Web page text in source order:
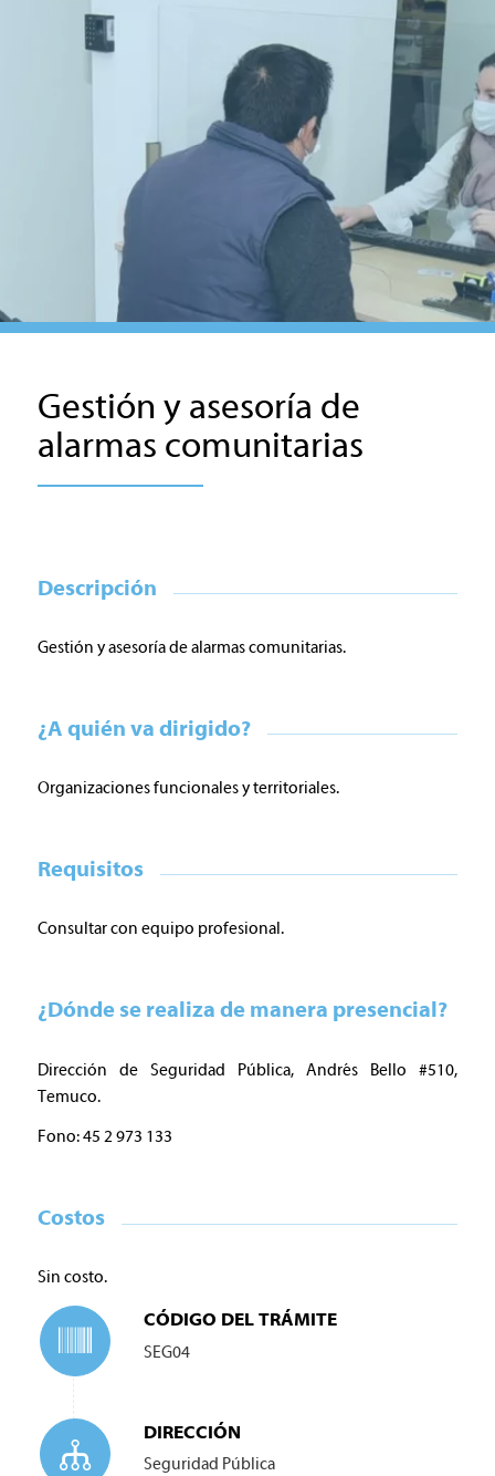
Gestión y asesoría de
alarmas comunitarias
Descripción
Gestión y asesoría de alarmas comunitarias.
¿A quién va dirigido?
Organizaciones funcionales y territoriales.
Requisitos
Consultar con equipo profesional.
¿Dónde se realiza de manera presencial?
Dirección de Seguridad Pública, Andrés Bello #510,
Temuco.
Fono: 45 2 973 133
Costos
Sin costo.
CÓDIGO DEL TRÁMITE
SEG04
DIRECCIÓN
Seguridad Pública